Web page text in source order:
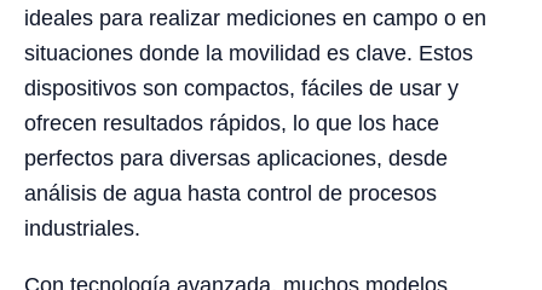
ideales para realizar mediciones en campo o en
situaciones donde la movilidad es clave. Estos
dispositivos son compactos, fáciles de usar y
ofrecen resultados rápidos, lo que los hace
perfectos para diversas aplicaciones, desde
análisis de agua hasta control de procesos
industriales.